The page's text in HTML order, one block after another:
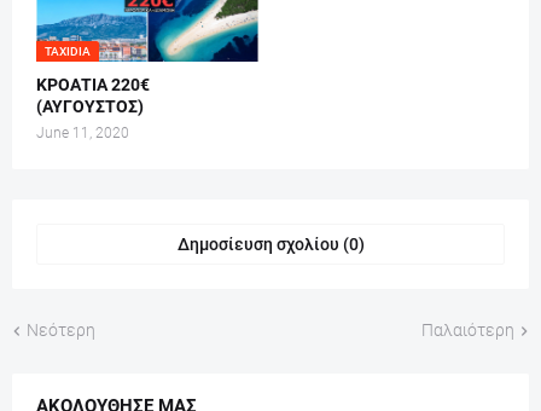
TAXIDIA
ΚΡΟΑΤΙΑ 220€
(ΑΥΓΟΥΣΤΟΣ)
June 11, 2020
Δημοσίευση σχολίου (0)
Νεότερη Παλαιότερη
ΑΚΟΛΟΎΘΗΣΕ ΜΑΣ